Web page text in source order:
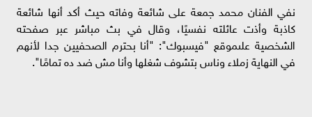
نفي الفنان محمد جمعة على شائعة وفاته حيث أكد أنها شائعة
كاذبة وأذت عائلته نفسيًا، وقال في بث مباشر عبر صفحته
الشخصية علىموقع "فيسبوك": "أنا بحترم الصحفيين جدا لأنهم
في النهاية زملاء وناس بتشوف شغلها وأنا مش ضد ده تمامًا".